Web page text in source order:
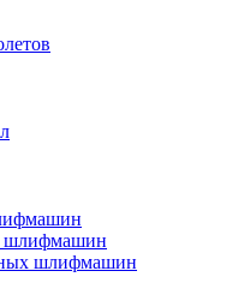
шлифмашин
шлифмашин